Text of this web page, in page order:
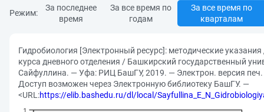
Режим:
За последнее
время
За все время по
годам
За все время по
кварталам
Гидробиология [Электронный ресурс]: методические
курса дневного отделения / Башкирский государственный
Сайфуллина. — Уфа: РИЦ БашГУ, 2019. — Электрон. версия
Доступ возможен через Электронную библиотеку БашГУ. —
<URL:https://elib.bashedu.ru/dl/local/